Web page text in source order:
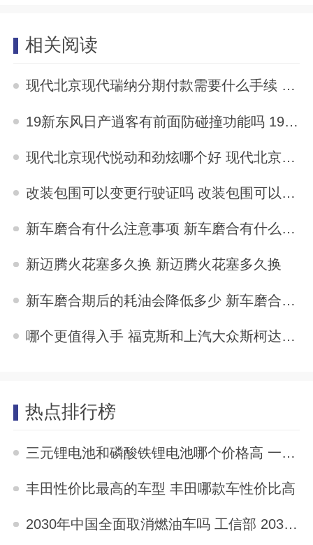
相关阅读
现代北京现代瑞纳分期付款需要什么手续 现代北京现代瑞纳分期付款需要什么手续
2024-06-09
19新东风日产逍客有前面防碰撞功能吗 19新东风日产逍客有前面防碰撞功能吗
2024-06-09
现代北京现代悦动和劲炫哪个好 现代北京现代悦动和劲炫哪个好
2024-06-09
改装包围可以变更行驶证吗 改装包围可以变更行驶证吗
2024-06-09
新车磨合有什么注意事项 新车磨合有什么注意事项
2024-06-09
新迈腾火花塞多久换 新迈腾火花塞多久换
2024-06-09
新车磨合期后的耗油会降低多少 新车磨合期后的耗油会降低多少
2024-06-09
哪个更值得入手 福克斯和上汽大众斯柯达昕动怎么选
热点排行榜
三元锂电池和磷酸铁锂电池哪个价格高 一样价格选三元还是磷酸铁锂
2023-04-09
丰田性价比最高的车型 丰田哪款车性价比高
2023-04-15
2030年中国全面取消燃油车吗 工信部 2030年中国全面取消燃油车吗